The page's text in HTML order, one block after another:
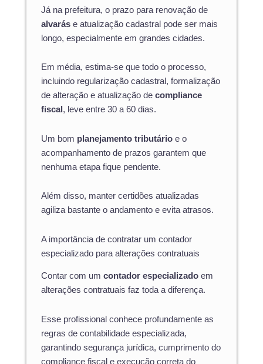
Já na prefeitura, o prazo para renovação de
alvarás e atualização cadastral pode ser mais
longo, especialmente em grandes cidades.
Em média, estima-se que todo o processo,
incluindo regularização cadastral, formalização
de alteração e atualização de compliance
fiscal , leve entre 30 a 60 dias.
Um bom planejamento tributário e o
acompanhamento de prazos garantem que
nenhuma etapa fique pendente.
Além disso, manter certidões atualizadas
agiliza bastante o andamento e evita atrasos.
A importância de contratar um contador
especializado para alterações contratuais
Contar com um contador especializado em
alterações contratuais faz toda a diferença.
Esse profissional conhece profundamente as
regras de contabilidade especializada,
garantindo segurança jurídica, cumprimento do
compliance fiscal e execução correta do